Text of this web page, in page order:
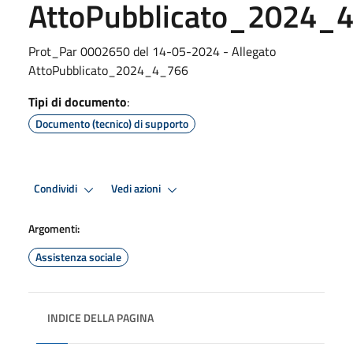
Prot_Par 0002650 del 14-05-2024 - Allegato
AttoPubblicato_2024_4_766
Tipi di documento:
Documento (tecnico) di supporto
Condividi Vedi azioni
Argomenti:
Assistenza sociale
INDICE DELLA PAGINA